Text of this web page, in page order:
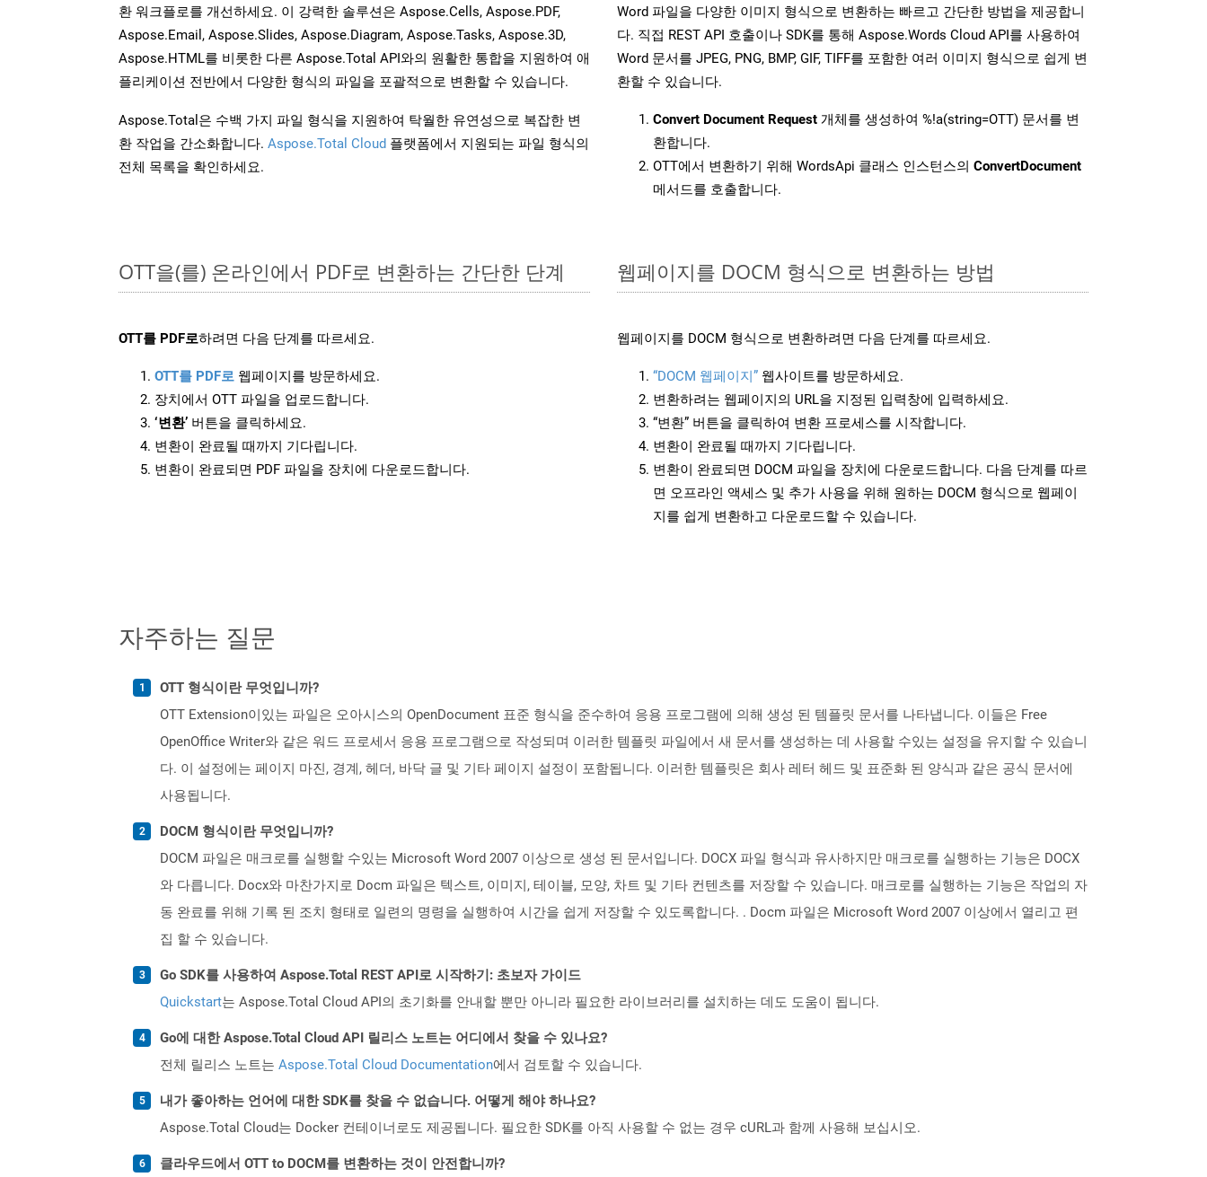
환 워크플로를 개선하세요. 이 강력한 솔루션은 Aspose.Cells, Aspose.PDF,
Aspose.Email, Aspose.Slides, Aspose.Diagram, Aspose.Tasks, Aspose.3D,
Aspose.HTML를 비롯한 다른 Aspose.Total API와의 원활한 통합을 지원하여 애
플리케이션 전반에서 다양한 형식의 파일을 포괄적으로 변환할 수 있습니다.
Aspose.Total은 수백 가지 파일 형식을 지원하여 탁월한 유연성으로 복잡한 변
환 작업을 간소화합니다. Aspose.Total Cloud 플랫폼에서 지원되는 파일 형식의
전체 목록을 확인하세요.
Word 파일을 다양한 이미지 형식으로 변환하는 빠르고 간단한 방법을 제공합니
다. 직접 REST API 호출이나 SDK를 통해 Aspose.Words Cloud API를 사용하여
Word 문서를 JPEG, PNG, BMP, GIF, TIFF를 포함한 여러 이미지 형식으로 쉽게 변
환할 수 있습니다.
Convert Document Request 개체를 생성하여 %!a(string=OTT) 문서를 변
환합니다.
OTT에서 변환하기 위해 WordsApi 클래스 인스턴스의 ConvertDocument
메서드를 호출합니다.
OTT을(를) 온라인에서 PDF로 변환하는 간단한 단계
OTT를 PDF로하려면 다음 단계를 따르세요.
OTT를 PDF로 웹페이지를 방문하세요.
장치에서 OTT 파일을 업로드합니다.
‘변환’ 버튼을 클릭하세요.
변환이 완료될 때까지 기다립니다.
변환이 완료되면 PDF 파일을 장치에 다운로드합니다.
웹페이지를 DOCM 형식으로 변환하는 방법
웹페이지를 DOCM 형식으로 변환하려면 다음 단계를 따르세요.
“DOCM 웹페이지” 웹사이트를 방문하세요.
변환하려는 웹페이지의 URL을 지정된 입력창에 입력하세요.
“변환” 버튼을 클릭하여 변환 프로세스를 시작합니다.
변환이 완료될 때까지 기다립니다.
변환이 완료되면 DOCM 파일을 장치에 다운로드합니다. 다음 단계를 따르
면 오프라인 액세스 및 추가 사용을 위해 원하는 DOCM 형식으로 웹페이
지를 쉽게 변환하고 다운로드할 수 있습니다.
자주하는 질문
OTT 형식이란 무엇입니까?
OTT Extension이있는 파일은 오아시스의 OpenDocument 표준 형식을 준수하여 응용 프로그램에 의해 생성 된 템플릿 문서를 나타냅니다. 이들은 Free
OpenOffice Writer와 같은 워드 프로세서 응용 프로그램으로 작성되며 이러한 템플릿 파일에서 새 문서를 생성하는 데 사용할 수있는 설정을 유지할 수 있습니
다. 이 설정에는 페이지 마진, 경계, 헤더, 바닥 글 및 기타 페이지 설정이 포함됩니다. 이러한 템플릿은 회사 레터 헤드 및 표준화 된 양식과 같은 공식 문서에
사용됩니다.
DOCM 형식이란 무엇입니까?
DOCM 파일은 매크로를 실행할 수있는 Microsoft Word 2007 이상으로 생성 된 문서입니다. DOCX 파일 형식과 유사하지만 매크로를 실행하는 기능은 DOCX
와 다릅니다. Docx와 마찬가지로 Docm 파일은 텍스트, 이미지, 테이블, 모양, 차트 및 기타 컨텐츠를 저장할 수 있습니다. 매크로를 실행하는 기능은 작업의 자
동 완료를 위해 기록 된 조치 형태로 일련의 명령을 실행하여 시간을 쉽게 저장할 수 있도록합니다. . Docm 파일은 Microsoft Word 2007 이상에서 열리고 편
집 할 수 있습니다.
Go SDK를 사용하여 Aspose.Total REST API로 시작하기: 초보자 가이드
Quickstart는 Aspose.Total Cloud API의 초기화를 안내할 뿐만 아니라 필요한 라이브러리를 설치하는 데도 도움이 됩니다.
Go에 대한 Aspose.Total Cloud API 릴리스 노트는 어디에서 찾을 수 있나요?
전체 릴리스 노트는 Aspose.Total Cloud Documentation에서 검토할 수 있습니다.
내가 좋아하는 언어에 대한 SDK를 찾을 수 없습니다. 어떻게 해야 하나요?
Aspose.Total Cloud는 Docker 컨테이너로도 제공됩니다. 필요한 SDK를 아직 사용할 수 없는 경우 cURL과 함께 사용해 보십시오.
클라우드에서 OTT to DOCM를 변환하는 것이 안전합니까?